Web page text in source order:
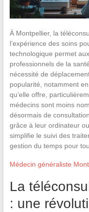
À Montpellier, la
l’expérience des soins
technologique permet
professionnels de la
nécessité de
popularité, notamment
qu’elle offre,
médecins sont moins
désormais de
grâce à leur ordinateur
simplifie le suivi des
gestion du temps pour
Médecin généraliste
La
: une